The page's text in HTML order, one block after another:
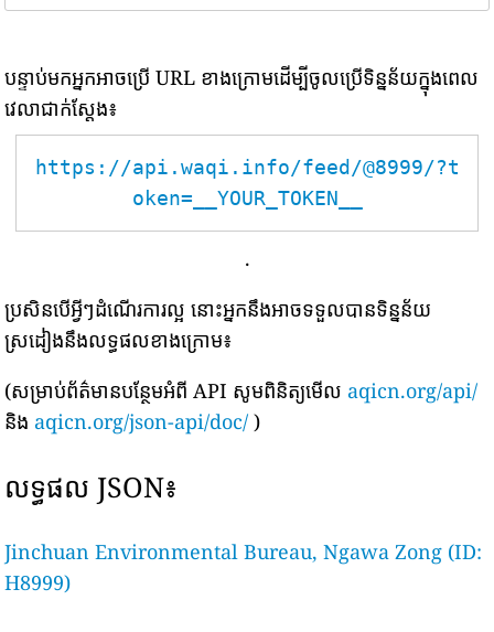
បន្ទាប់មកអ្នកអាចប្រើ URL ខាងក្រោមដើម្បីចូលប្រើទិន្នន័យក្នុងពេល
វេលាជាក់ស្តែង៖
https://api.waqi.info/feed/@8999/?t
oken=__YOUR_TOKEN__
.
ប្រសិនបើអ្វីៗដំណើរការល្អ នោះអ្នកនឹងអាចទទួលបានទិន្នន័យ
ស្រដៀងនឹងលទ្ធផលខាងក្រោម៖
(សម្រាប់ព័ត៌មានបន្ថែមអំពី API សូមពិនិត្យមើល aqicn.org/api/
និង aqicn.org/json-api/doc/ )
លទ្ធផល JSON៖
Jinchuan Environmental Bureau, Ngawa Zong (ID:
H8999)